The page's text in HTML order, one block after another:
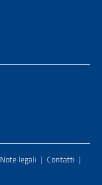
Note legali | Contatti |